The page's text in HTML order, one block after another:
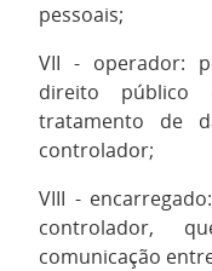
pessoais;
VII - operador:
direito
tratamento de
controlador;
VIII -
controlador,
comunicação